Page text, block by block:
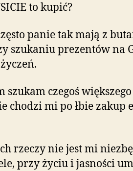
to kupić?
panie tak mają z
szukaniu prezentów na
szukam czegoś
chodzi mi po łbie zakup
rzeczy nie jest mi
przy życiu i jasności